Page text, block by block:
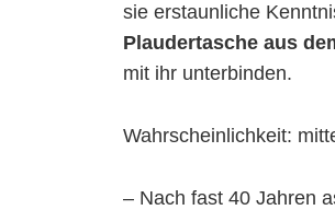
sie erstaunliche
Plaudertasche aus
mit ihr unterbinden.
Wahrscheinlichkeit:
– Nach fast 40 Jahren